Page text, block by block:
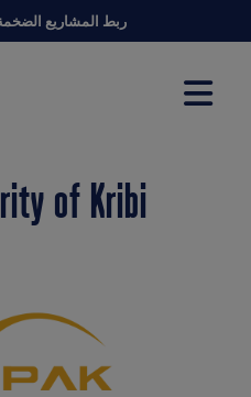
ربط المشاريع
of Kribi